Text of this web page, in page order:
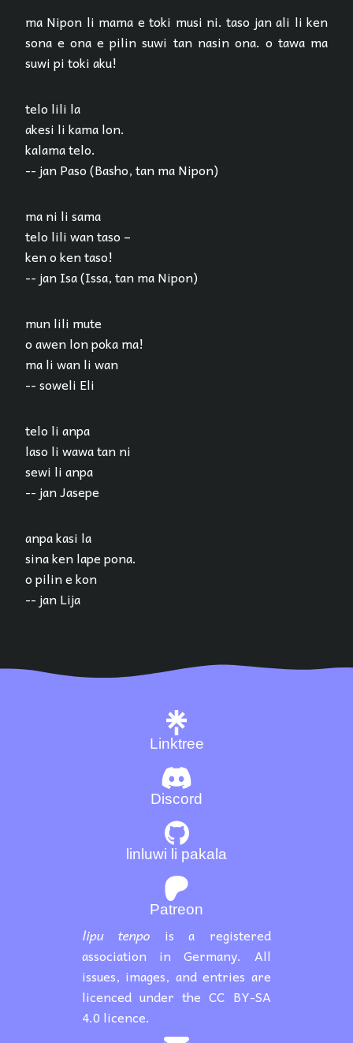
ma Nipon li mama e toki musi ni. taso jan ali li ken
sona e ona e pilin suwi tan nasin ona. o tawa ma
suwi pi toki aku!
telo lili la
akesi li kama lon.
kalama telo.
-- jan Paso (Basho, tan ma Nipon)
ma ni li sama
telo lili wan taso –
ken o ken taso!
-- jan Isa (Issa, tan ma Nipon)
mun lili mute
o awen lon poka ma!
ma li wan li wan
-- soweli Eli
telo li anpa
laso li wawa tan ni
sewi li anpa
-- jan Jasepe
anpa kasi la
sina ken lape pona.
o pilin e kon
-- jan Lija
Discord
Linktree
Patreon
linluwi li pakala
lipu tenpo is a registered
association in Germany. All
issues, images, and entries are
licenced under the CC BY-SA
4.0 licence.